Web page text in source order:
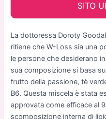
SITO
La dottoressa Doroty
ritiene che W-Loss sia una
le persone che desiderano
sua composizione si basa
frutto della passione, tè
B6. Questa miscela è stata
approvata come efficace al
scomposizione interna di